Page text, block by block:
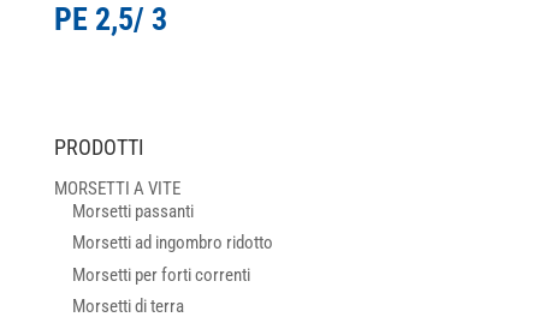
PE 2,5/ 3
PRODOTTI
MORSETTI A VITE
Morsetti passanti
Morsetti ad ingombro ridotto
Morsetti per forti correnti
Morsetti di terra